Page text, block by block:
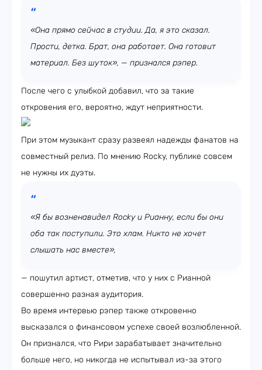
«Она прямо сейчас в студии. Да, я это сказал.
Прости, детка. Брат, она работает. Она готовит
материал. Без шуток», — признался рэпер.
После чего с улыбкой добавил, что за такие
откровения его, вероятно, ждут неприятности.
При этом музыкант сразу развеял надежды фанатов на
совместный релиз. По мнению Rocky, публике совсем
не нужны их дуэты.
«Я бы возненавидел Rocky и Рианну, если бы они
оба так поступили. Это хлам. Никто не хочет
слышать нас вместе»,
— пошутил артист, отметив, что у них с Рианной
совершенно разная аудитория.
Во время интервью рэпер также откровенно
высказался о финансовом успехе своей возлюбленной.
Он признался, что Рири зарабатывает значительно
больше него, но никогда не испытывал из-за этого